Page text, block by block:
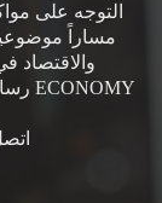
التوجه على
مساراً
ECONOMY رسالة واضحة، هي: تغليب الاقتصاد على السياسة.